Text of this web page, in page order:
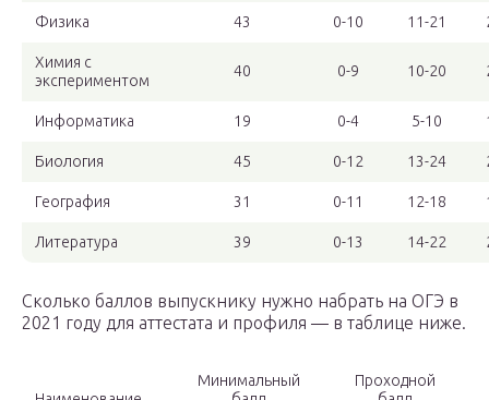
Физика 43 0-10 11-21
Химия с
экспериментом
40 0-9 10-20
Информатика 19 0-4 5-10
Биология 45 0-12 13-24
География 31 0-11 12-18
Литература 39 0-13 14-22
Сколько баллов выпускнику нужно набрать на ОГЭ в
2021 году для аттестата и профиля — в таблице ниже.
Минимальный
Проходной